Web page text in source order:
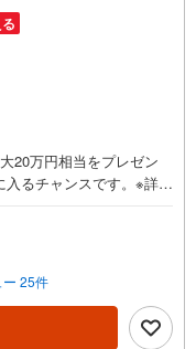
20万円相当をプレゼン
入るチャンスです。※詳し
談可！ テレビで紹介さ
かに過ごすには『イン
ア』カーポートや楽し
す。これらを一括で購
組み込むことが可能なサ
。 頭金0円でもOK！（諸
25件